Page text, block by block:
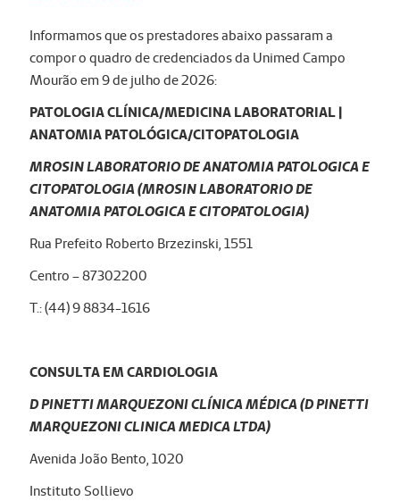
Informamos que os prestadores abaixo passaram a
compor o quadro de credenciados da Unimed Campo
Mourão em 9 de julho de 2026:
PATOLOGIA CLÍNICA/MEDICINA LABORATORIAL |
ANATOMIA PATOLÓGICA/CITOPATOLOGIA
MROSIN LABORATORIO DE ANATOMIA PATOLOGICA E
CITOPATOLOGIA (MROSIN LABORATORIO DE
ANATOMIA PATOLOGICA E CITOPATOLOGIA)
Rua Prefeito Roberto Brzezinski, 1551
Centro – 87302200
T.: (44) 9 8834-1616
CONSULTA EM CARDIOLOGIA
D PINETTI MARQUEZONI CLÍNICA MÉDICA (D PINETTI
MARQUEZONI CLINICA MEDICA LTDA)
Avenida João Bento, 1020
Instituto Sollievo